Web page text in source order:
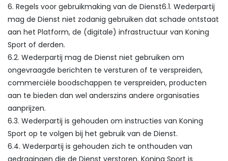
6. Regels voor gebruikmaking van de Dienst6.1. Wederpartij
mag de Dienst niet zodanig gebruiken dat schade ontstaat
aan het Platform, de (digitale) infrastructuur van Koning
Sport of derden.
6.2. Wederpartij mag de Dienst niet gebruiken om
ongevraagde berichten te versturen of te verspreiden,
commerciële boodschappen te verspreiden, producten
aan te bieden dan wel anderszins andere organisaties
aanprijzen.
6.3. Wederpartij is gehouden om instructies van Koning
Sport op te volgen bij het gebruik van de Dienst.
6.4. Wederpartij is gehouden zich te onthouden van
gedragingen die de Dienst verstoren. Koning Sport is